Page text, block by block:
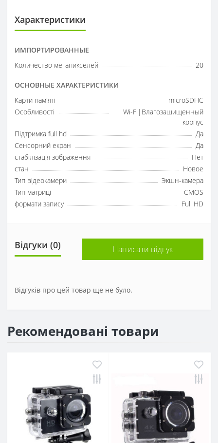
Характеристики
ИМПОРТИРОВАННЫЕ
Количество мегапикселей
20
ОСНОВНЫЕ ХАРАКТЕРИСТИКИ
Карти пам'яті
microSDHC
Особливості
Wi-Fi|Влагозащищенный
корпус
Підтримка full hd
Да
Сенсорний екран
Да
стабілізація зображення
Нет
стан
Новое
Тип відеокамери
Экшн-камера
Тип матриці
CMOS
формати запису
Full HD
Відгуки (0) Написати відгук
Відгуків про цей товар ще не було.
Рекомендовані товари